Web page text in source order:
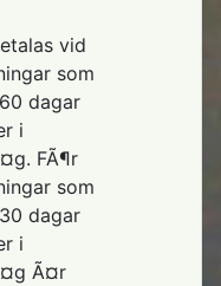
vid
som
dagar
i
FÃ¶r
som
dagar
i
Ã¤r